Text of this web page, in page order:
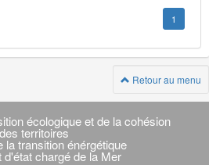
1
Retour au menu
écologique et de la cohésion
des territoires
la transition énérgétique
d'état chargé de la Mer